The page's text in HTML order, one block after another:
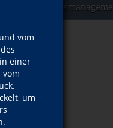
vom
einer
vom
um